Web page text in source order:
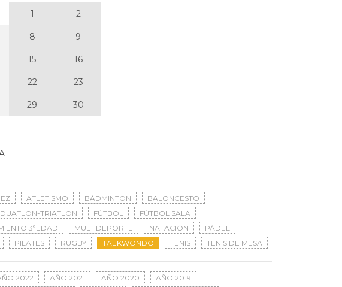
1 2
8 9
15 16
22 23
29 30
ATLETISMO BÁDMINTON
BALONCESTO
DUATLON-TRIATLON FÚTBOL
FÚTBOL SALA
3ªEDAD MULTIDEPORTE NATACIÓN
PÁDEL
PILATES RUGBY TAEKWONDO TENIS TENIS DE MESA
2022 AÑO 2021 AÑO 2020
AÑO 2019